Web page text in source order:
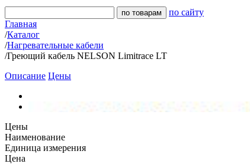
по сайту
Главная
/Каталог
/Нагревательные кабели
/Греющий кабель NELSON Limitrace LT
Описание Цены
Цены
Наименование
Единица измерения
Цена